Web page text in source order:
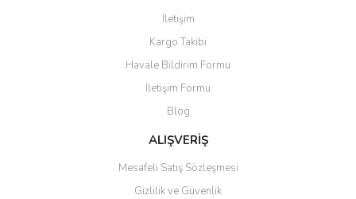
İletişim
Kargo Takibi
Havale Bildirim Formu
İletişim Formu
Blog
ALIŞVERİŞ
Mesafeli Satış Sözleşmesi
Gizlilik ve Güvenlik